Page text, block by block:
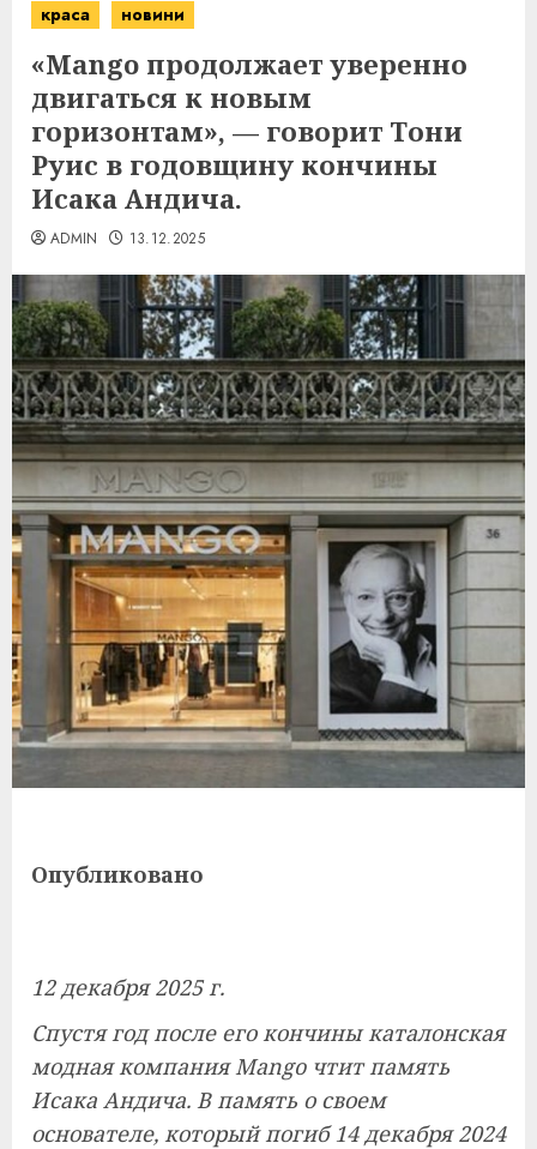
краса новини
«Mango продолжает уверенно
двигаться к новым
горизонтам», — говорит Тони
Руис в годовщину кончины
Исака Андича.
ADMIN 13.12.2025
Опубликовано
12 декабря 2025 г.
Спустя год после его кончины каталонская
модная компания Mango чтит память
Исака Андича. В память о своем
основателе, который погиб 14 декабря 2024